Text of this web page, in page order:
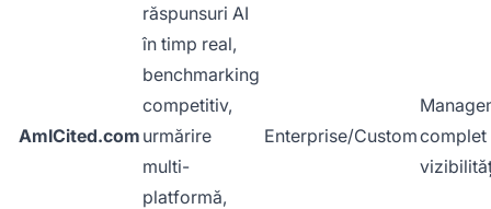
AmICited.com
răspunsuri AI
în timp real,
benchmarking
competitiv,
urmărire
multi-
platformă,
Enterprise/Customcomplet